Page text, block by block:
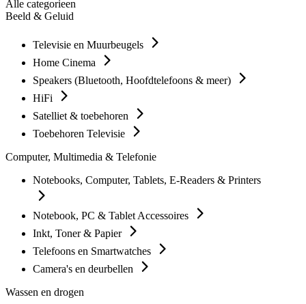
Alle categorieen
Beeld & Geluid
Televisie en Muurbeugels
Home Cinema
Speakers (Bluetooth, Hoofdtelefoons & meer)
HiFi
Satelliet & toebehoren
Toebehoren Televisie
Computer, Multimedia & Telefonie
Notebooks, Computer, Tablets, E-Readers & Printers
Notebook, PC & Tablet Accessoires
Inkt, Toner & Papier
Telefoons en Smartwatches
Camera's en deurbellen
Wassen en drogen